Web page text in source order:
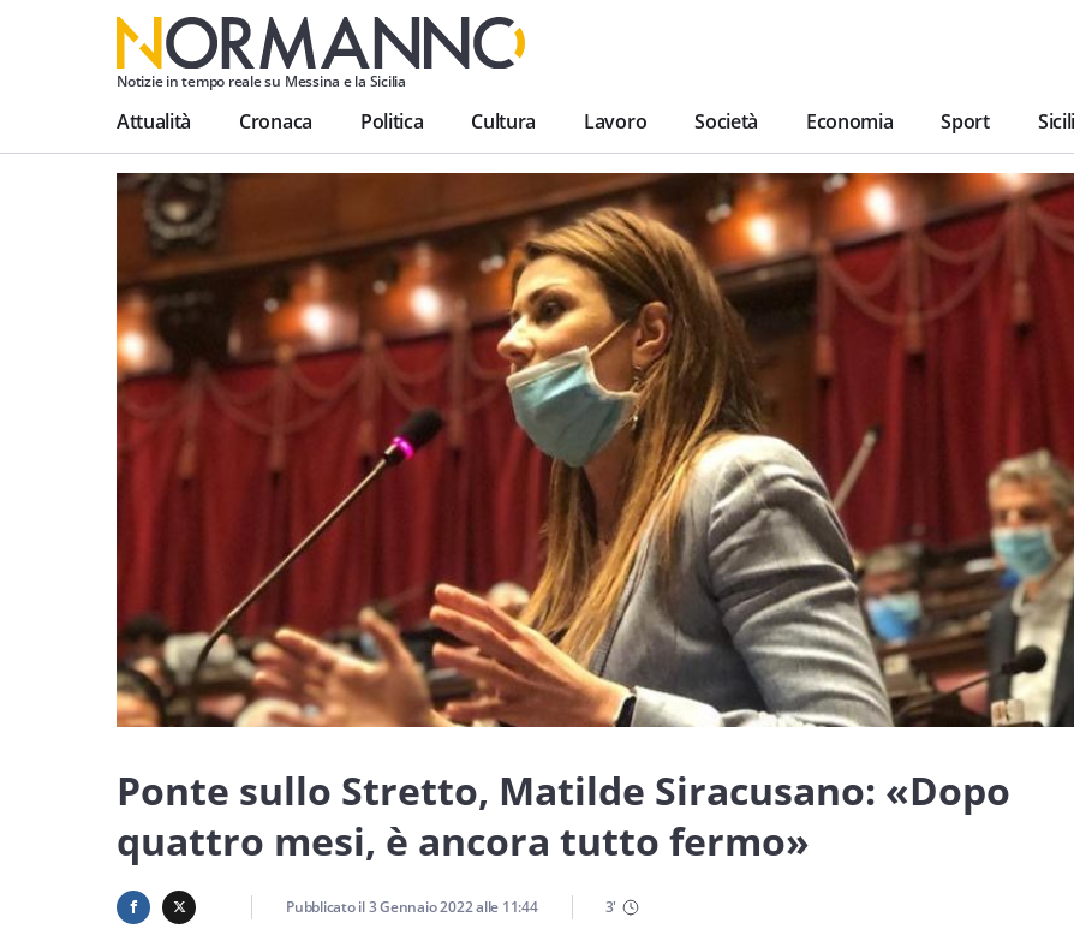
Notizie in tempo reale su Messina e la Sicilia
Attualità Cronaca Politica Cultura Lavoro Società Economia Sport
Ponte sullo Stretto, Matilde Siracusano: «Dopo
quattro mesi, è ancora tutto fermo»
Pubblicato il3 Gennaio 2022alle 11:44 3'